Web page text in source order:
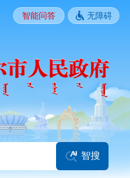
息 自治区信息
旗县区动态
智能问答 无障碍
智搜